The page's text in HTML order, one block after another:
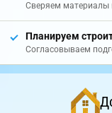
Сверяем материалы
Планируем
Согласовываем